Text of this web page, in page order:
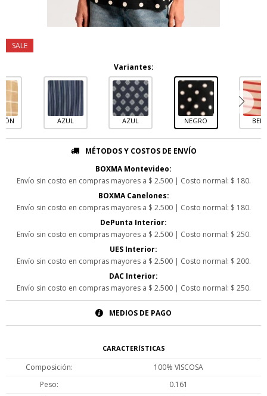
Variantes:
AZUL AZUL NEGRO
MÉTODOS Y COSTOS DE ENVÍO
BOXMA Montevideo:
Envío sin costo en compras mayores a $ 2.500 | Costo normal: $ 180.
BOXMA Canelones:
Envío sin costo en compras mayores a $ 2.500 | Costo normal: $ 180.
DePunta Interior:
Envío sin costo en compras mayores a $ 2.500 | Costo normal: $ 250.
UES Interior:
Envío sin costo en compras mayores a $ 2.500 | Costo normal: $ 200.
DAC Interior:
Envío sin costo en compras mayores a $ 2.500 | Costo normal: $ 250.
MEDIOS DE PAGO
CARACTERÍSTICAS
Composición
100% VISCOSA
Peso
0.161